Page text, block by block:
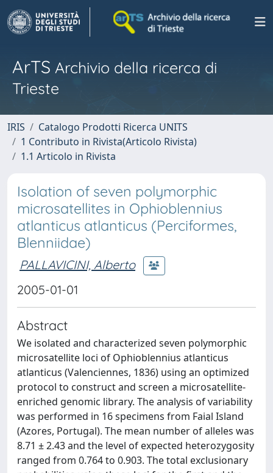
ArTS Archivio della ricerca di
Trieste
IRIS
Catalogo Prodotti Ricerca UNITS
1 Contributo in Rivista(Articolo Rivista)
1.1 Articolo in Rivista
Isolation of seven polymorphic
microsatellites in Ophioblennius
atlanticus atlanticus (Perciformes,
Blenniidae)
PALLAVICINI, Alberto
2005-01-01
Abstract
We isolated and characterized seven polymorphic
microsatellite loci of Ophioblennius atlanticus
atlanticus (Valenciennes, 1836) using an optimized
protocol to construct and screen a microsatellite-
enriched genomic library. The analysis of variability
was performed in 16 specimens from Faial Island
(Azores, Portugal). The mean number of alleles was
8.71 ± 2.43 and the level of expected heterozygosity
ranged from 0.764 to 0.903. The total exclusionary